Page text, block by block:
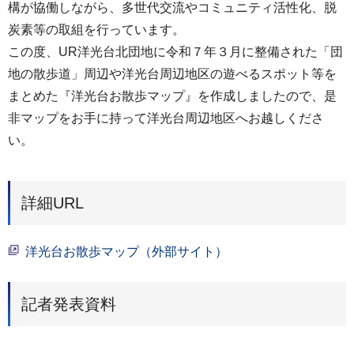
構が協働しながら、多世代交流やコミュニティ活性化、脱
炭素等の取組を行っています。
この度、UR洋光台北団地に令和７年３月に整備された「団
地の散歩道」周辺や洋光台周辺地区の遊べるスポット等を
まとめた『洋光台お散歩マップ』を作成しましたので、是
非マップをお手に持って洋光台周辺地区へお越しくださ
い。
詳細URL
洋光台お散歩マップ（外部サイト）
記者発表資料